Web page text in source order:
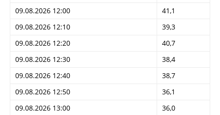
09.08.2026 12:00
41,1
09.08.2026 12:10
39,3
09.08.2026 12:20
40,7
09.08.2026 12:30
38,4
09.08.2026 12:40
38,7
09.08.2026 12:50
36,1
09.08.2026 13:00
36,0